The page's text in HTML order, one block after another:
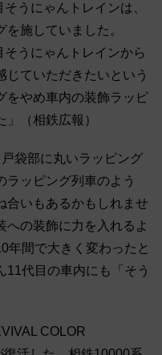
うにゃんトレインは、
施していました。
うにゃんトレインから
じていただきたいという
をやめ車内の装飾ラッピ
（相鉄広報）
袋部に丸いラッピング
ラッピング列車のよう
合いもあるかもしれませ
への装飾に力を入れるよ
年間で大きく変わったと
11代目の車内にも「そう
COLOR